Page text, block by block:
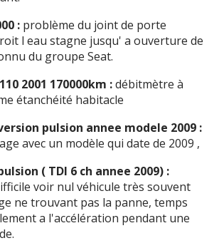
: problème du joint de porte
l eau stagne jusqu' a ouverture de
du groupe Seat.
2001 170000km :débitmètre à
étanchéité habitacle
pulsion annee modele 2009 :
avec un modèle qui date de 2009 ,
( TDI 6 ch annee 2009) :
voir nul véhicule très souvent
ne trouvant pas la panne, temps
a l'accélération pendant une